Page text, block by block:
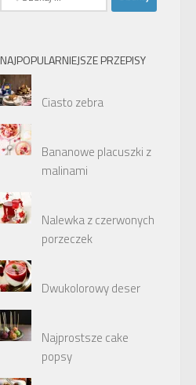
NAJPOPULARNIEJSZE PRZEPISY
Ciasto zebra
Bananowe placuszki z
malinami
Nalewka z czerwonych
porzeczek
Dwukolorowy deser
Najprostsze cake
popsy